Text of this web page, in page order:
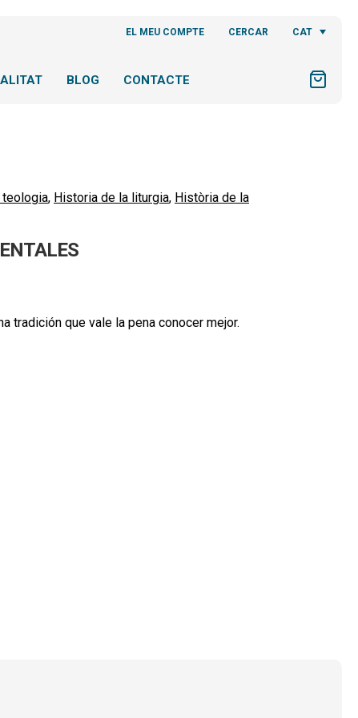
EL MEU COMPTE CERCAR CAT
BLOG CONTACTE
teologia, Historia de la liturgia, Història de la
tradición que vale la pena conocer mejor.